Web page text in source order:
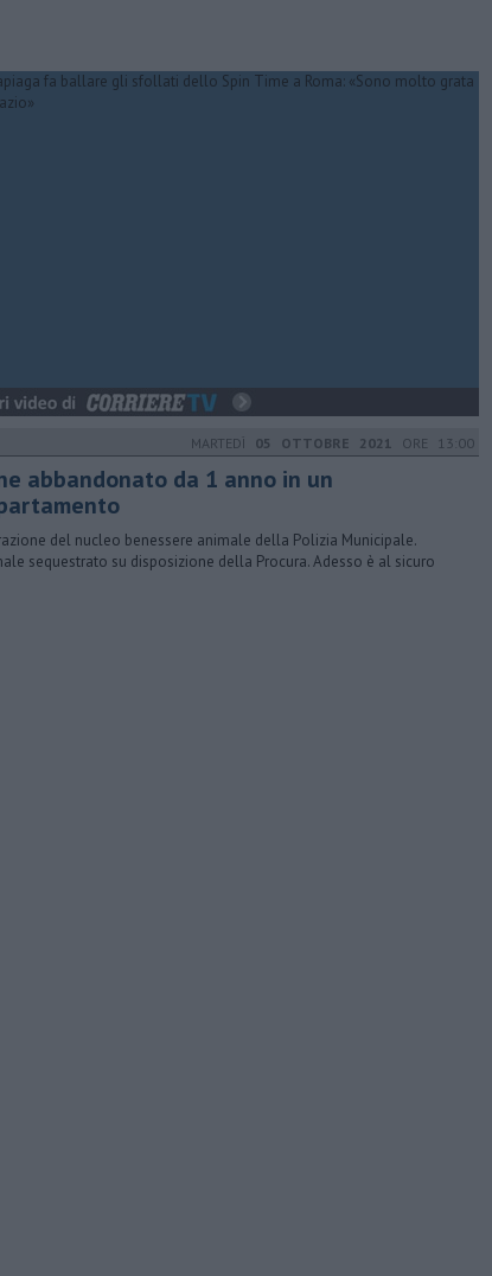
MARTEDÌ 05 OTTOBRE 2021 ORE 13:00
abbandonato da 1 anno in un
del nucleo benessere animale della Polizia Municipale.
sequestrato su disposizione della Procura. Adesso è al sicuro